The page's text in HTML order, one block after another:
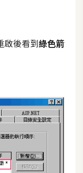
啟後看到綠色箭